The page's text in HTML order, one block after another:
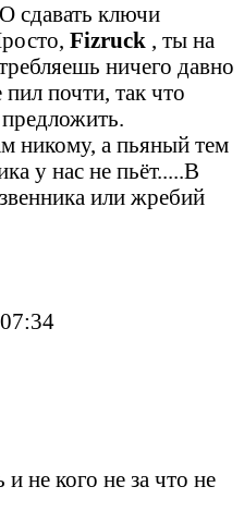
сдавать ключи
Fizruck , ты на
ничего давно
почти, так что
никому, а пьяный тем
у нас не пьёт.....В
или жребий
не кого не за что не